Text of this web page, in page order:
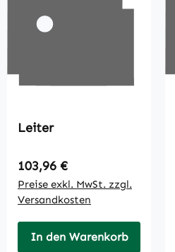
Leiter
Regulärer Preis:
103,96 €
Preise exkl. MwSt. zzgl.
Versandkosten
In den Warenkorb